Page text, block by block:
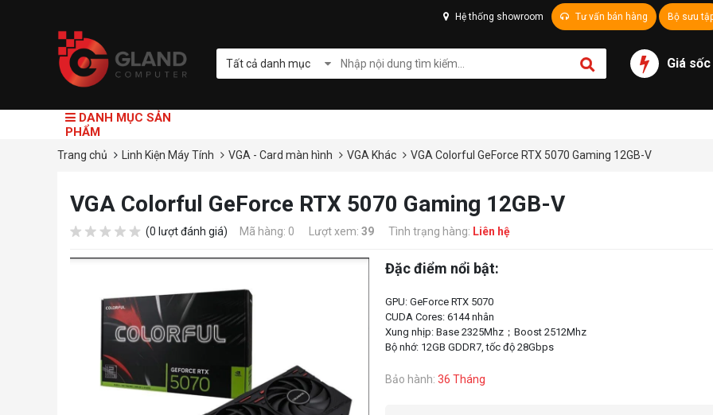
Hệ thống showroom Tư vấn bán hàng Bộ sưu
Tất cả danh mục Giá sốc
DANH MỤC SẢN
PHẨM
Trang chủ Linh Kiện Máy Tính VGA - Card màn hình VGA Khác VGA Colorful GeForce RTX 5070 Gaming 12GB-V
VGA Colorful GeForce RTX 5070 Gaming 12GB-V
(0 lượt đánh giá) Mã hàng: 0 Lượt xem: 39 Tình trạng hàng: Liên hệ
Đặc điểm nổi bật:
GPU: GeForce RTX 5070
CUDA Cores: 6144 nhân
Xung nhịp: Base 2325Mhz；Boost 2512Mhz
Bảo hành: 36 Tháng